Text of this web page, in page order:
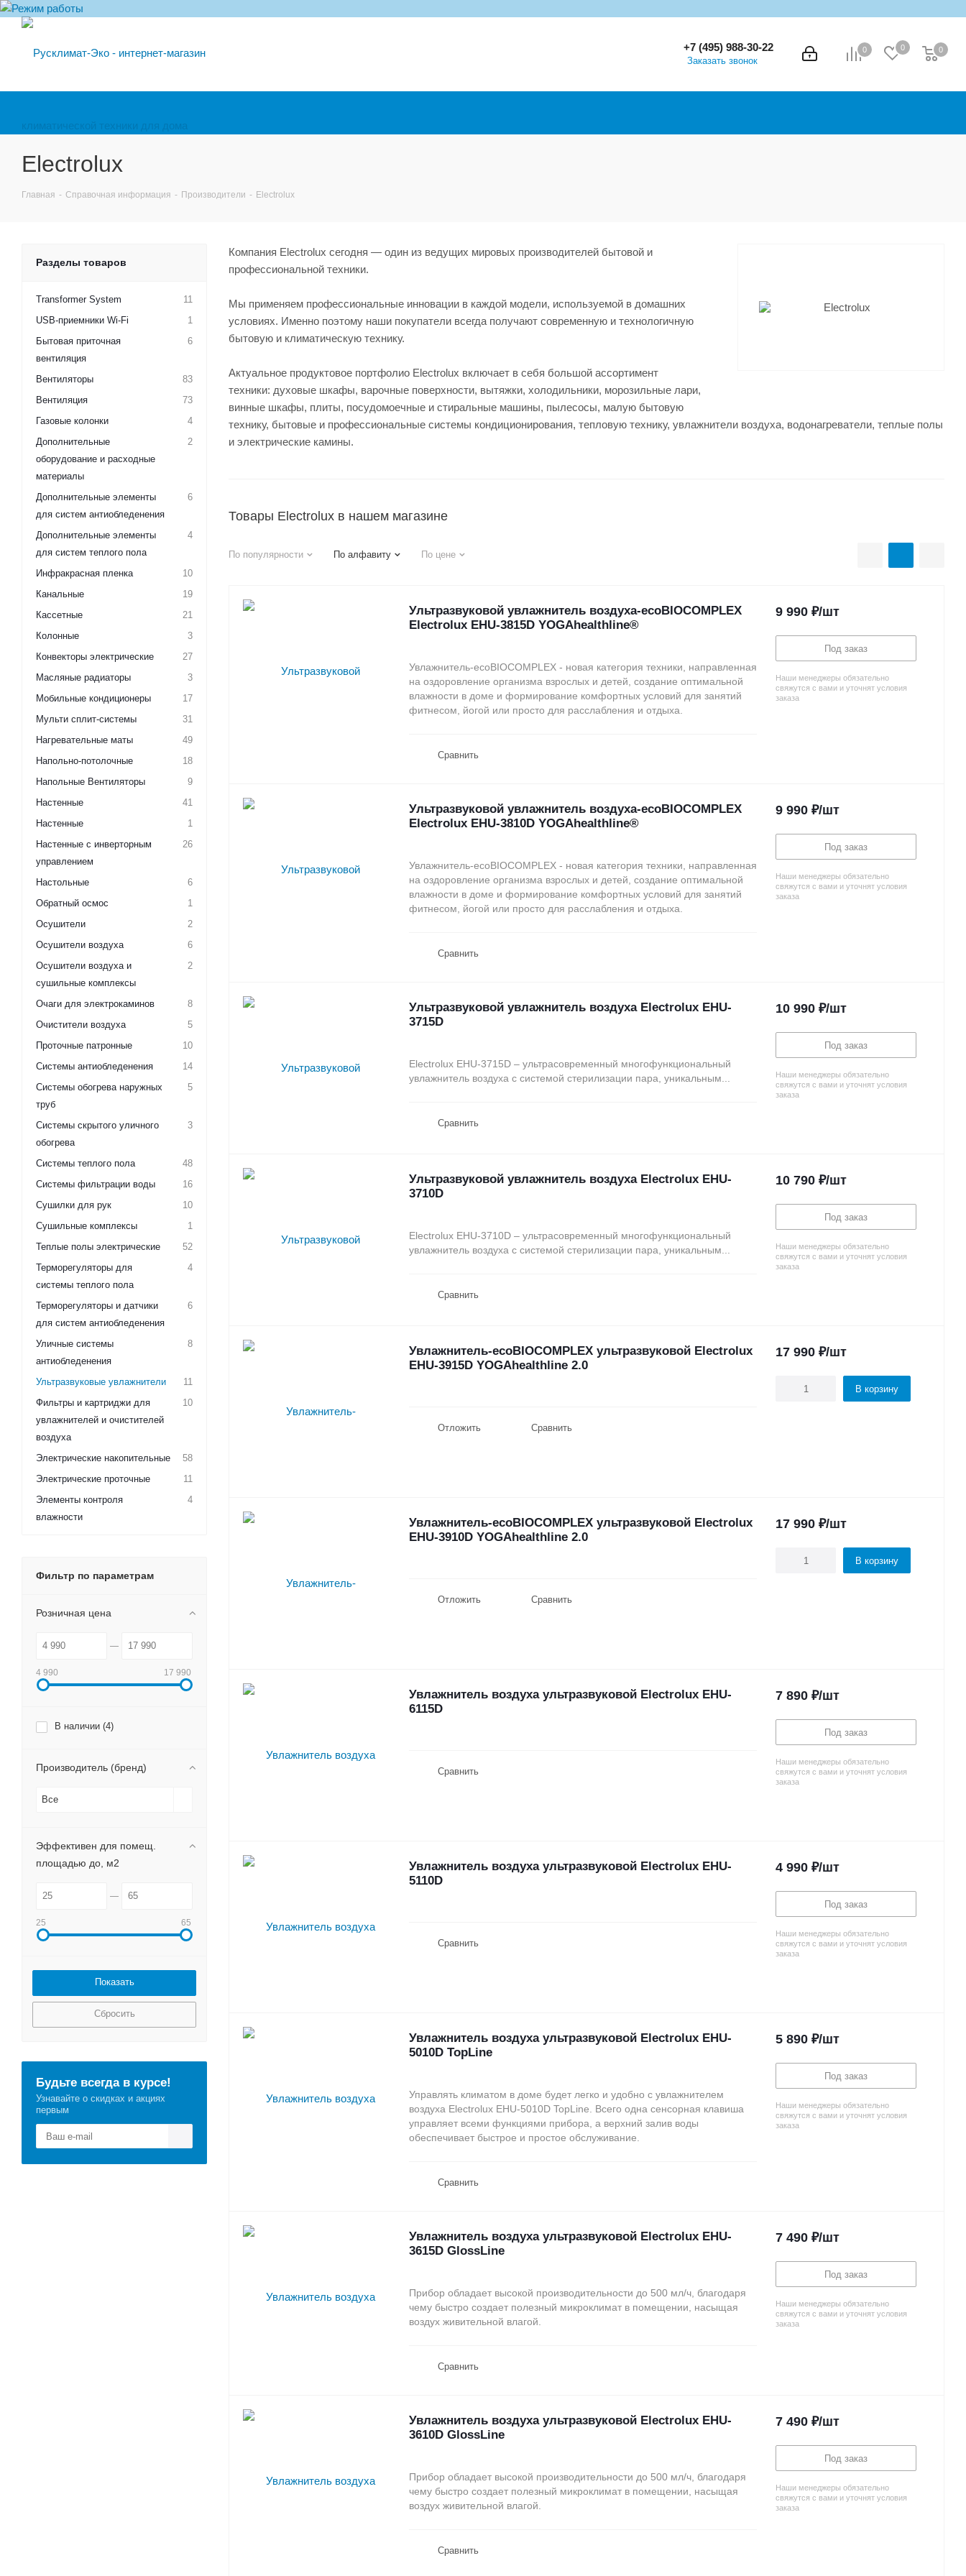
0 0 0
0
+7 (495) 988-30-22
Заказать звонок
Electrolux
Главная - Справочная информация - Производители - Electrolux
Компания Electrolux сегодня — один из ведущих мировых производителей бытовой и
профессиональной техники.
Мы применяем профессиональные инновации в каждой модели, используемой в домашних
условиях. Именно поэтому наши покупатели всегда получают современную и технологичную
бытовую и климатическую технику.
Актуальное продуктовое портфолио Electrolux включает в себя большой ассортимент
техники: духовые шкафы, варочные поверхности, вытяжки, холодильники, морозильные лари,
винные шкафы, плиты, посудомоечные и стиральные машины, пылесосы, малую бытовую
технику, бытовые и профессиональные системы кондиционирования, тепловую технику, увлажнители воздуха, водонагреватели, теплые полы
и электрические камины.
Товары Electrolux в нашем магазине
По популярности По алфавиту По цене
Ультразвуковой увлажнитель воздуха-ecoBIOCOMPLEX
Electrolux EHU-3815D YOGAhealthline®
Увлажнитель-ecoBIOCOMPLEX - новая категория техники, направленная
на оздоровление организма взрослых и детей, создание оптимальной
влажности в доме и формирование комфортных условий для занятий
фитнесом, йогой или просто для расслабления и отдыха.
Сравнить
9 990 ₽/шт
Под заказ
Наши менеджеры обязательно
свяжутся с вами и уточнят условия
заказа
Ультразвуковой увлажнитель воздуха-ecoBIOCOMPLEX
Electrolux EHU-3810D YOGAhealthline®
Увлажнитель-ecoBIOCOMPLEX - новая категория техники, направленная
на оздоровление организма взрослых и детей, создание оптимальной
влажности в доме и формирование комфортных условий для занятий
фитнесом, йогой или просто для расслабления и отдыха.
Сравнить
9 990 ₽/шт
Под заказ
Наши менеджеры обязательно
свяжутся с вами и уточнят условия
заказа
Ультразвуковой увлажнитель воздуха Electrolux EHU-
3715D
Electrolux EHU-3715D – ультрасовременный многофункциональный
увлажнитель воздуха с системой стерилизации пара, уникальным...
Сравнить
10 990 ₽/шт
Под заказ
Наши менеджеры обязательно
свяжутся с вами и уточнят условия
заказа
Ультразвуковой увлажнитель воздуха Electrolux EHU-
3710D
Electrolux EHU-3710D – ультрасовременный многофункциональный
увлажнитель воздуха с системой стерилизации пара, уникальным...
Сравнить
10 790 ₽/шт
Под заказ
Наши менеджеры обязательно
свяжутся с вами и уточнят условия
заказа
Увлажнитель-ecoBIOCOMPLEX ультразвуковой Electrolux
EHU-3915D YOGAhealthline 2.0
Отложить Сравнить
17 990 ₽/шт
В корзину
Увлажнитель-ecoBIOCOMPLEX ультразвуковой Electrolux
EHU-3910D YOGAhealthline 2.0
Отложить Сравнить
17 990 ₽/шт
В корзину
Увлажнитель воздуха ультразвуковой Electrolux EHU-
6115D
Сравнить
7 890 ₽/шт
Под заказ
Наши менеджеры обязательно
свяжутся с вами и уточнят условия
заказа
Увлажнитель воздуха ультразвуковой Electrolux EHU-
5110D
Сравнить
4 990 ₽/шт
Под заказ
Наши менеджеры обязательно
свяжутся с вами и уточнят условия
заказа
Увлажнитель воздуха ультразвуковой Electrolux EHU-
5010D TopLine
Управлять климатом в доме будет легко и удобно с увлажнителем
воздуха Electrolux EHU-5010D TopLine. Всего одна сенсорная клавиша
управляет всеми функциями прибора, а верхний залив воды
обеспечивает быстрое и простое обслуживание.
Сравнить
5 890 ₽/шт
Под заказ
Наши менеджеры обязательно
свяжутся с вами и уточнят условия
заказа
Увлажнитель воздуха ультразвуковой Electrolux EHU-
3615D GlossLine
Прибор обладает высокой производительности до 500 мл/ч, благодаря
чему быстро создает полезный микроклимат в помещении, насыщая
воздух живительной влагой.
Сравнить
7 490 ₽/шт
Под заказ
Наши менеджеры обязательно
свяжутся с вами и уточнят условия
заказа
Увлажнитель воздуха ультразвуковой Electrolux EHU-
3610D GlossLine
Прибор обладает высокой производительности до 500 мл/ч, благодаря
чему быстро создает полезный микроклимат в помещении, насыщая
воздух живительной влагой.
Сравнить
7 490 ₽/шт
Под заказ
Наши менеджеры обязательно
свяжутся с вами и уточнят условия
заказа
Разделы товаров
Transformer System
11
USB-приемники Wi-Fi
1
Бытовая приточная
вентиляция
6
Вентиляторы
83
Вентиляция
73
Газовые колонки
4
Дополнительные
оборудование и расходные
материалы
2
Дополнительные элементы
для систем антиобледенения
6
Дополнительные элементы
для систем теплого пола
4
Инфракрасная пленка
10
Канальные
19
Кассетные
21
Колонные
3
Конвекторы электрические
27
Масляные радиаторы
3
Мобильные кондиционеры
17
Мульти сплит-системы
31
Нагревательные маты
49
Напольно-потолочные
18
Напольные Вентиляторы
9
Настенные
41
Настенные
1
Настенные с инверторным
управлением
26
Настольные
6
Обратный осмос
1
Осушители
2
Осушители воздуха
6
Осушители воздуха и
сушильные комплексы
2
Очаги для электрокаминов
8
Очистители воздуха
5
Проточные патронные
10
Системы антиобледенения
14
Системы обогрева наружных
труб
5
Системы скрытого уличного
обогрева
3
Системы теплого пола
48
Системы фильтрации воды
16
Сушилки для рук
10
Сушильные комплексы
1
Теплые полы электрические
52
Терморегуляторы для
системы теплого пола
4
Терморегуляторы и датчики
для систем антиобледенения
6
Уличные системы
антиобледенения
8
Ультразвуковые увлажнители
11
Фильтры и картриджи для
увлажнителей и очистителей
воздуха
10
Электрические накопительные
58
Электрические проточные
11
Элементы контроля
влажности
4
Фильтр по параметрам
Розничная цена
4 990 17 990
В наличии (4)
Производитель (бренд)
Все
Эффективен для помещ.
площадью до, м2
25 65
Сбросить
Будьте всегда в курсе!
Узнавайте о скидках и акциях
первым